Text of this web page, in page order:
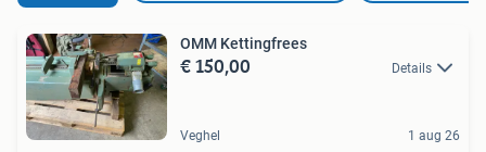
OMM Kettingfrees
€ 150,00 Details
Veghel 1 aug 26